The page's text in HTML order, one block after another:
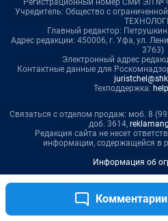
Комментарии